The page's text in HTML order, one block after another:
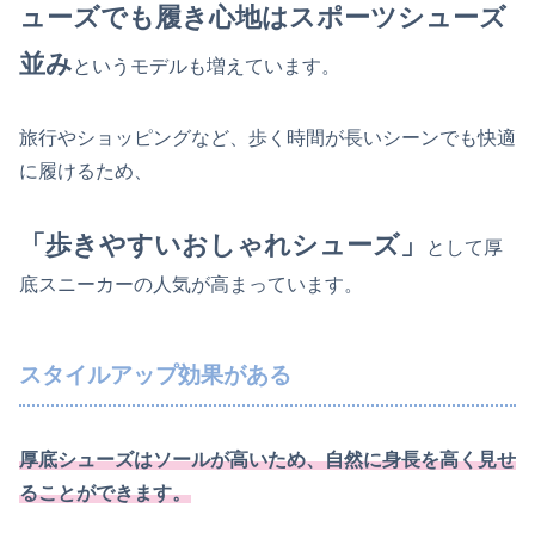
ューズでも履き心地はスポーツシューズ
並みというモデルも増えています。
旅行やショッピングなど、歩く時間が長いシーンでも快適
に履けるため、
「歩きやすいおしゃれシューズ」
として厚
底スニーカーの人気が高まっています。
スタイルアップ効果がある
厚底シューズはソールが高いため、自然に身長を高く見せ
ることができます。